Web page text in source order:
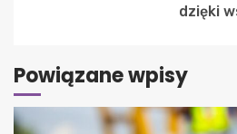
dzięki
Powiązane wpisy